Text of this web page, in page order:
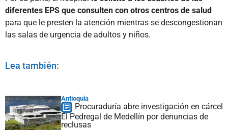
diferentes EPS que consulten con otros centros de salud
para que le presten la atención mientras se descongestionan
las salas de urgencia de adultos y niños.
Lea también:
Antioquia
Procuraduría abre investigación en cárcel
El Pedregal de Medellín por denuncias de
reclusas